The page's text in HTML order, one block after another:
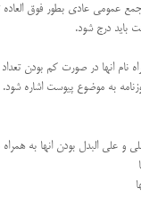
عمومی عادی بطور فوق العاده
باید درج شود.
انها در صورت کم بودن
به موضوع پیوست اشاره شود.
و علی البدل بودن انها به